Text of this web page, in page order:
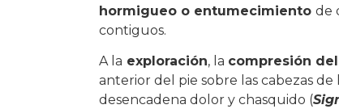
hormigueo o entumecimiento de
contiguos.
A la exploración, la compresión
anterior del pie sobre las cabezas de
desencadena dolor y chasquido (